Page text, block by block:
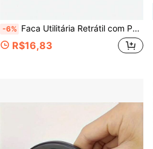
-6% Faca Utilitária Retrátil com Pata de Gato Fofa, Mini Estilete Portátil de Desenho Animado, Perfeito para Abrir Pacotes, Cortar Cartas, Artesanato DIY - Faca de Papel Estilo Kawaii Bonito com Furo para Cordão, Pequena Ferramenta para Escritório, Casa e Escola, Ótimo Presente para Família e Amigos
R$16,83